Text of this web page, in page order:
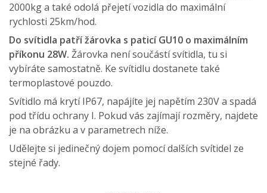
2000kg a také odolá přejetí vozidla do maximální
rychlosti 25km/hod.
Do svítidla patří žárovka s paticí GU10 o maximálním
příkonu 28W. Žárovka není součástí svítidla, tu si
vybíráte samostatně. Ke svítidlu dostanete také
termoplastové pouzdo.
Svítidlo má krytí IP67, napájíte jej napětím 230V a spadá
pod třídu ochrany I. Pokud vás zajímají rozměry, najdete
je na obrázku a v parametrech níže.
Udělejte si jedinečný dojem pomocí dalších svítidel ze
stejné řady.